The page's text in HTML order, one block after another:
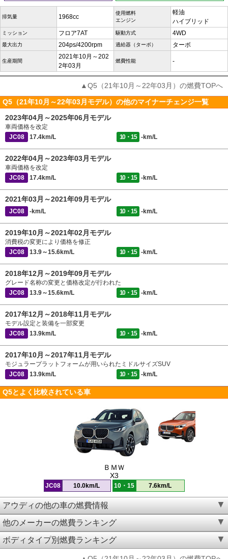
排気量 1968cc
使用燃料
エンジン
軽油
ハイブリッド
ミッション フロア7AT 駆動方式 4WD
最大出力 204ps/4200rpm 過給器（ターボ） ターボ
生産期間
2021年10月～202
2年03月
燃費性能 -
▲Q5（21年10月～22年03月）の燃費TOPへ
Q5（21年10月～22年03月モデル）の他のマイナーチェンジ一覧
2023年04月～2025年06月モデル
車両価格を改定
JC08
17.4km/L 10・15 -km/L
2022年04月～2023年03月モデル
車両価格を改定
JC08
17.4km/L 10・15 -km/L
2021年03月～2021年09月モデル
JC08 -km/L 10・15 -km/L
2019年10月～2021年02月モデル
消費税の変更により価格を修正
JC08
13.9～15.6km/L 10・15 -km/L
2018年12月～2019年09月モデル
グレード名称の変更と価格改定が行われた
JC08
13.9～15.6km/L 10・15 -km/L
2017年12月～2018年11月モデル
モデル設定と装備を一部変更
JC08
13.9km/L 10・15 -km/L
2017年10月～2017年11月モデル
モジュラープラットフォームが用いられたミドルサイズSUV
JC08
13.9km/L 10・15 -km/L
Q5とよく比較されている車
ＢＭＷ
X3
JC08 10.0km/L 10・15 7.6km/L
アウディの他の車の燃費情報
他のメーカーの燃費ランキング
ボディタイプ別燃費ランキング